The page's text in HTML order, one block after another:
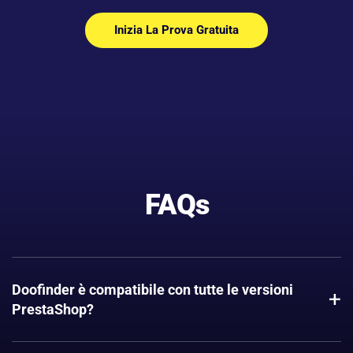
Inizia La Prova Gratuita
FAQs
Doofinder è compatibile con tutte le versioni
PrestaShop?
+